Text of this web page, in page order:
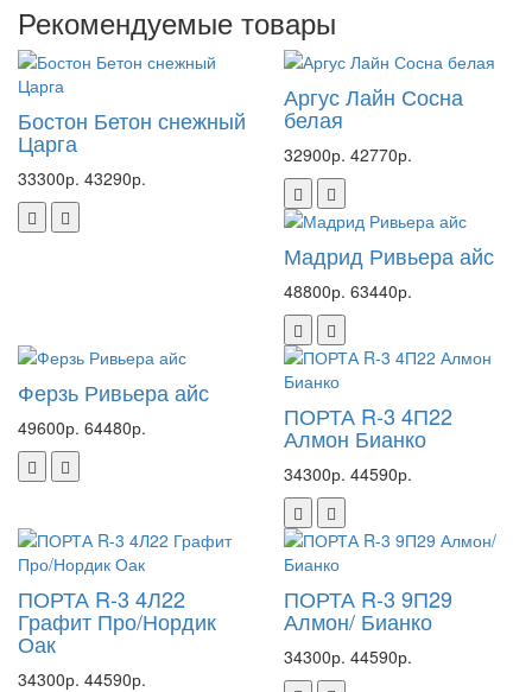
Рекомендуемые товары
Бостон Бетон снежный
Царга
33300р. 43290р.
Аргус Лайн Сосна
белая
32900р. 42770р.
Мадрид Ривьера айс
48800р. 63440р.
Ферзь Ривьера айс
49600р. 64480р. ПОРТА R-3 4П22
Алмон Бианко
34300р. 44590р.
ПОРТА R-3 4Л22
Графит Про/Нордик
Оак
34300р. 44590р.
ПОРТА R-3 9П29
Алмон/ Бианко
34300р. 44590р.